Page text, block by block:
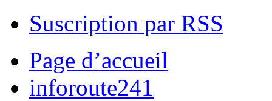
Suscription par RSS
Page d’accueil
inforoute241